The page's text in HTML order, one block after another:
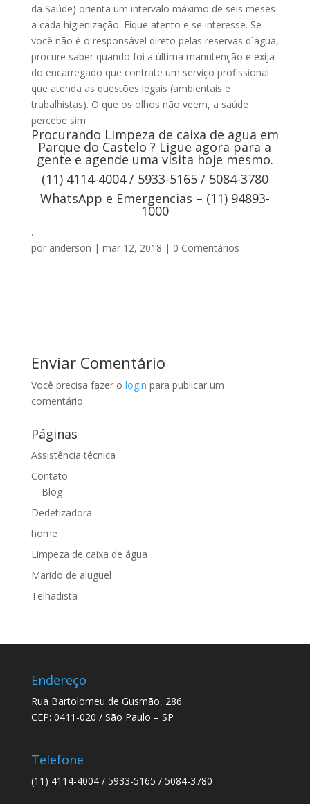
da Saúde) orienta um intervalo máximo de seis meses
a cada higienização. Fique atento e se interesse. Se
você não é o responsável direto pelas reservas d´água,
procure saber quando foi a última manutenção e exija
do encarregado que contrate um serviço profissional
que atenda as questões legais (ambientais e
trabalhistas). O que os olhos não veem, a saúde
percebe sim
Procurando Limpeza de caixa de agua em
Parque do Castelo ? Ligue agora para a
gente e agende uma visita hoje mesmo.
(11) 4114-4004 / 5933-5165 / 5084-3780
WhatsApp e Emergencias – (11) 94893-
1000
.
por anderson | mar 12, 2018 | 0 Comentários
Enviar Comentário
Você precisa fazer o login para publicar um
comentário.
Páginas
Assistência técnica
Contato
Blog
Dedetizadora
home
Limpeza de caixa de água
Marido de aluguel
Telhadista
Endereço
Rua Bartolomeu de Gusmão, 286
CEP: 0411-020 / São Paulo – SP
Telefone
(11) 4114-4004 / 5933-5165 / 5084-3780